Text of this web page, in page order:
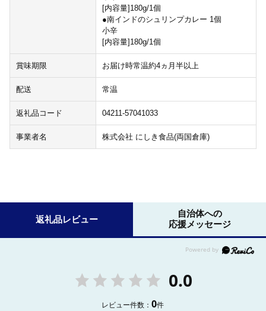
[内容量]180g/1個
●南インドのシュリンプカレー 1個
小辛
[内容量]180g/1個
賞味期限 お届け時常温約4ヵ月半以上
配送 常温
返礼品コード 04211-57041033
事業者名 株式会社 にしき食品(両国倉庫)
返礼品レビュー
自治体への
応援メッセージ
0.0
レビュー件数：0件